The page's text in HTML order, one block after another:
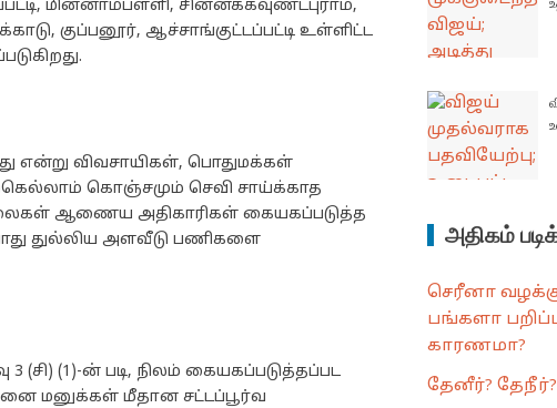
மின்னாம்பள்ளி, சின்னக்கவுண்டபுராம்,
குப்பனூர், ஆச்சாங்குட்டப்பட்டி உள்ளிட்ட
என்று விவசாயிகள், பொதுமக்கள்
கொஞ்சமும் செவி சாய்க்காத
ஆணைய அதிகாரிகள் கையகப்படுத்த
துல்லிய அளவீடு பணிகளை
(சி) (1)-ன் படி, நிலம் கையகப்படுத்தப்பட
மனுக்கள் மீதான சட்டப்பூர்வ
அதிகம்
செரீனா
பங்களா
காரணமா?
தேனீர்? தேநீர்?